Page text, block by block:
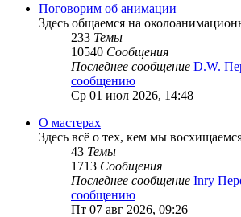
Поговорим об анимации
Здесь общаемся на
233 Темы
10540 Сообщения
Последнее сообщение D.W.
сообщению
Ср 01 июл 2026, 14:48
О мастерах
Здесь всё о тех, кем мы
43 Темы
1713 Сообщения
Последнее сообщение Inry
сообщению
Пт 07 авг 2026, 09:26